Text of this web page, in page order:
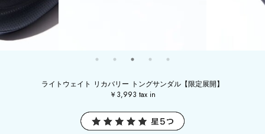
ライトウェイト リカバリー トングサンダル【限定展開】
￥3,993 tax in